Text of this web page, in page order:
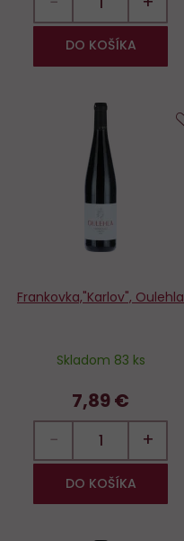
DO KOŠÍKA
Frankovka,"Karlov", Oulehla
Skladom 83 ks
7,89 €
− +
DO KOŠÍKA